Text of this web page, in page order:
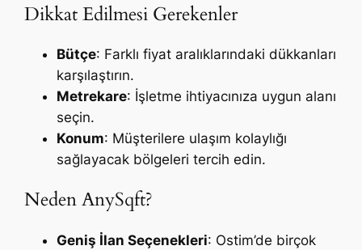
Dikkat Edilmesi Gerekenler
Bütçe: Farklı fiyat aralıklarındaki dükkanları
karşılaştırın.
Metrekare: İşletme ihtiyacınıza uygun alanı
seçin.
Konum: Müşterilere ulaşım kolaylığı
sağlayacak bölgeleri tercih edin.
Neden AnySqft?
Geniş İlan Seçenekleri: Ostim’de birçok